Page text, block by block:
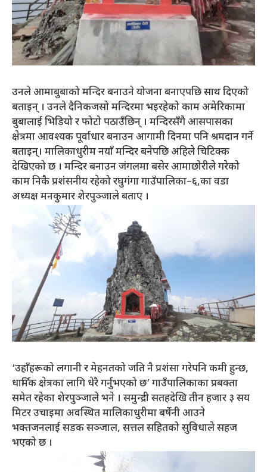
उनले आमाबुबाको मन्दिर बनाउने योजना बनाएपछि साथ दिएको
बताइन् । उनले दैनिकजसो मन्दिरमा भइरहेको काम अमेरिकामा
बुबालाई भिडियो र फोटो पठाउँछिन् । मन्दिरसँगै आसपासका
क्षेत्रमा आवश्यक पूर्वाधार बनाउन आगामी दिनमा पनि श्रमदान गर्ने
बताइन्। मालिकाधुरीम नयाँ मन्दिर बनेपछि अहिले चिटिक्क
देखिएको छ । मन्दिर बनाउन जंगलमा बसेर आमाछोरीले गरेको
काम निकै प्रशंसनीय रहेको रघुगंगा गाउँपालिका–६,का वडा
अध्यक्ष मनकुमार शेरपुञ्जाले बताए ।
‘उहाँहरूको लगानी र मेहनतको जति नै प्रशंंसा गरेपनि कमी हुन्छ,
धार्मिक क्षेत्रका लागि धेरै गर्नुभएको छ’ गाउँपालिकाका प्रबक्ता
समेत रहेका शेरपुञ्जाले भने । समुन्द्री सतहदेखि तीन हजार ३ सय
मिटर उचाइमा अवस्थित मालिकाधुरीमा बर्षेनी आउने
भक्तजनलाई सडक सञ्जाल, सत्तल सहितको सुविधाले सहज
भएको छ ।